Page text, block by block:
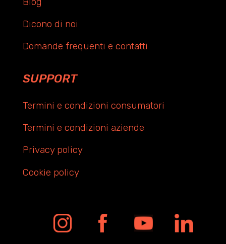
Dicono di noi
Domande frequenti e contatti
SUPPORT
Termini e condizioni consumatori
Termini e condizioni aziende
Privacy policy
Cookie policy